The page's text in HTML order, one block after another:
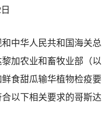
中华人民共和国海关总
加农业和畜牧业部（以
食甜瓜输华植物检疫要
以下相关要求的哥斯达